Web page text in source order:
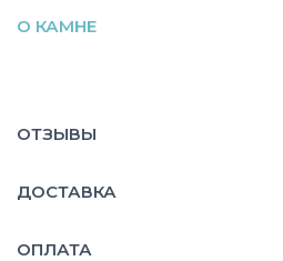
О КАМНЕ
ОТЗЫВЫ
ДОСТАВКА
ОПЛАТА